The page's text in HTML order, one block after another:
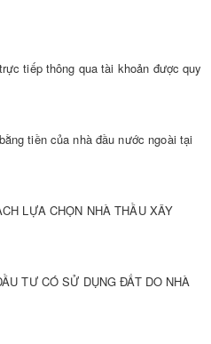
tiếp thông qua tài khoản được quy
tiền của nhà đầu nước ngoài tại
LỰA CHỌN NHÀ THẦU XÂY
TƯ CÓ SỬ DỤNG ĐẤT DO NHÀ